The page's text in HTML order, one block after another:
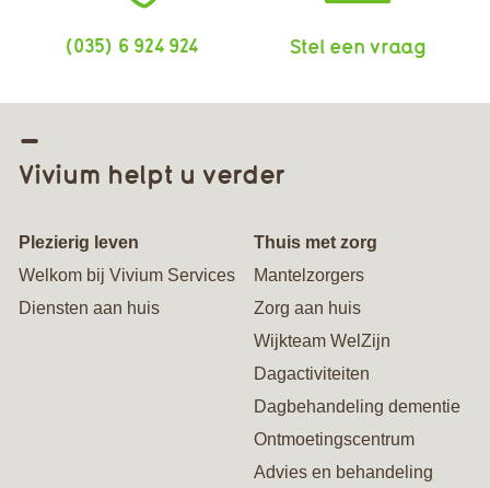
(035) 6 924 924 Stel een vraag
Vivium helpt u verder
Plezierig leven
Welkom bij Vivium Services
Diensten aan huis
Thuis met zorg
Mantelzorgers
Zorg aan huis
Wijkteam WelZijn
Dagactiviteiten
Dagbehandeling dementie
Ontmoetingscentrum
Advies en behandeling